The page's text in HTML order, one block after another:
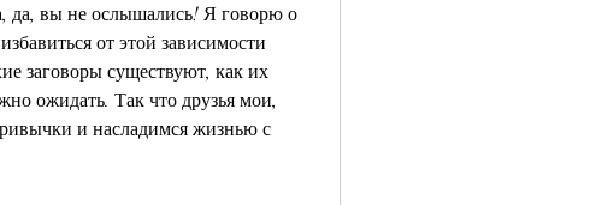
да, вы не ослышались! Я говорю о
от этой зависимости
заговоры существуют, как их
ожидать. Так что друзья мои,
и насладимся жизнью с